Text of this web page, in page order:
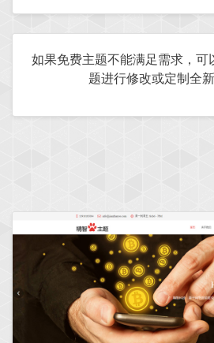
如果免费主题不能满足需求，可
题进行修改或定制全新